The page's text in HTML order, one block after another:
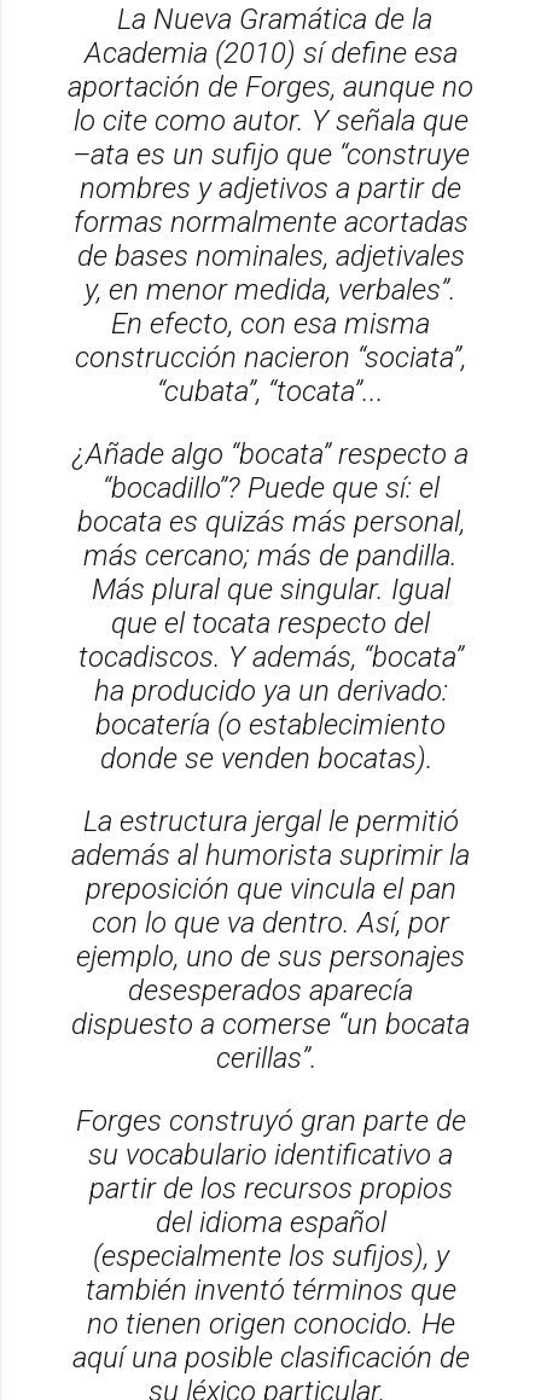
La Nueva Gramática de la
Academia (2010) sí define esa
aportación de Forges, aunque no
lo cite como autor. Y señala que
–ata es un sufijo que “construye
nombres y adjetivos a partir de
formas normalmente acortadas
de bases nominales, adjetivales
y, en menor medida, verbales”.
En efecto, con esa misma
construcción nacieron “sociata”,
“cubata”, “tocata”...
¿Añade algo “bocata” respecto a
“bocadillo”? Puede que sí: el
bocata es quizás más personal,
más cercano; más de pandilla.
Más plural que singular. Igual
que el tocata respecto del
tocadiscos. Y además, “bocata”
ha producido ya un derivado:
bocatería (o establecimiento
donde se venden bocatas).
La estructura jergal le permitió
además al humorista suprimir la
preposición que vincula el pan
con lo que va dentro. Así, por
ejemplo, uno de sus personajes
desesperados aparecía
dispuesto a comerse “un bocata
cerillas”.
Forges construyó gran parte de
su vocabulario identificativo a
partir de los recursos propios
del idioma español
(especialmente los sufijos), y
también inventó términos que
no tienen origen conocido. He
aquí una posible clasificación de
su léxico particular.